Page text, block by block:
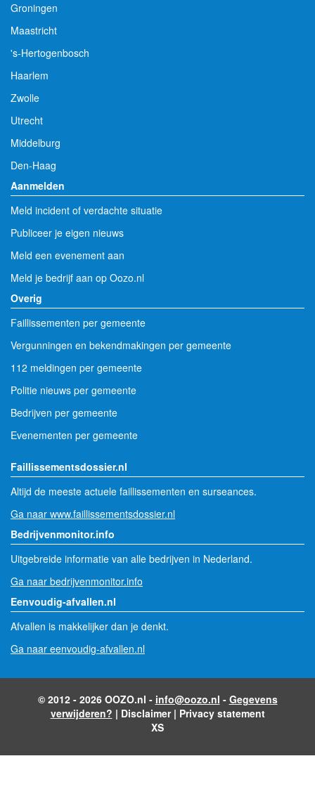
Groningen
Maastricht
's-Hertogenbosch
Haarlem
Zwolle
Utrecht
Middelburg
Den-Haag
Aanmelden
Meld incident of verdachte situatie
Publiceer je eigen nieuws
Meld een evenement aan
Meld je bedrijf aan op Oozo.nl
Overig
Faillissementen per gemeente
Vergunningen en bekendmakingen per gemeente
112 meldingen per gemeente
Politie nieuws per gemeente
Bedrijven per gemeente
Evenementen per gemeente
Faillissementsdossier.nl
Altijd de meeste actuele faillissementen en surseances.
Ga naar www.faillissementsdossier.nl
Bedrijvenmonitor.info
Uitgebreide informatie van alle bedrijven in Nederland.
Ga naar bedrijvenmonitor.info
Eenvoudig-afvallen.nl
Afvallen is makkelijker dan je denkt.
Ga naar eenvoudig-afvallen.nl
© 2012 - 2026 OOZO.nl - info@oozo.nl - Gegevens
verwijderen? | Disclaimer| Privacy statement
XS